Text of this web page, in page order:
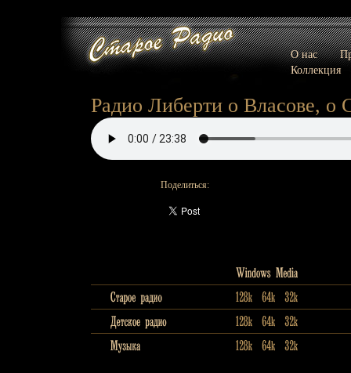
О нас
Коллекция
Радио Либерти о Власове, о
Поделиться: